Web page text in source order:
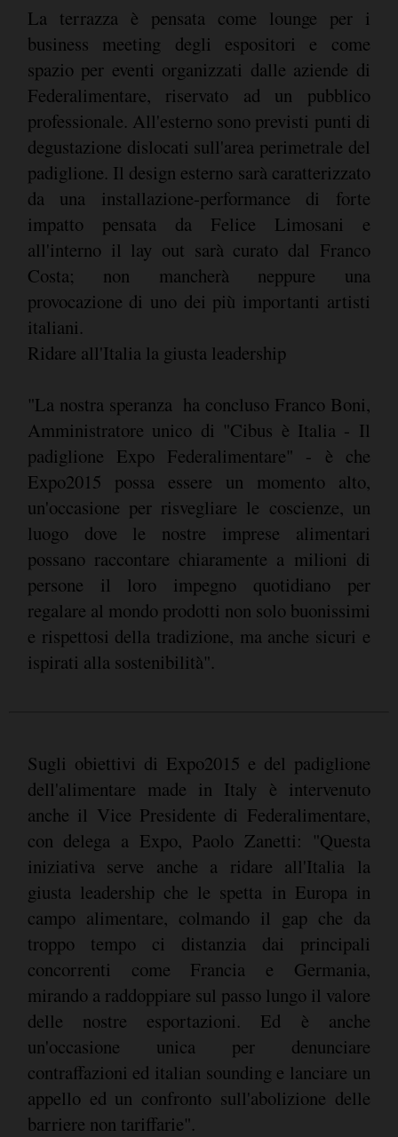
La terrazza è pensata come lounge per i
business meeting degli espositori e come
spazio per eventi organizzati dalle aziende di
Federalimentare, riservato ad un pubblico
professionale. All'esterno sono previsti punti di
degustazione dislocati sull'area perimetrale del
padiglione. Il design esterno sarà caratterizzato
da una installazione-performance di forte
impatto pensata da Felice Limosani e
all'interno il lay out sarà curato dal Franco
Costa; non mancherà neppure una
provocazione di uno dei più importanti artisti
italiani.
Ridare all'Italia la giusta leadership
"La nostra speranza  ha concluso Franco Boni,
Amministratore unico di "Cibus è Italia - Il
padiglione Expo Federalimentare" - è che
Expo2015 possa essere un momento alto,
un'occasione per risvegliare le coscienze, un
luogo dove le nostre imprese alimentari
possano raccontare chiaramente a milioni di
persone il loro impegno quotidiano per
regalare al mondo prodotti non solo buonissimi
e rispettosi della tradizione, ma anche sicuri e
ispirati alla sostenibilità".
Sugli obiettivi di Expo2015 e del padiglione
dell'alimentare made in Italy è intervenuto
anche il Vice Presidente di Federalimentare,
con delega a Expo, Paolo Zanetti: "Questa
iniziativa serve anche a ridare all'Italia la
giusta leadership che le spetta in Europa in
campo alimentare, colmando il gap che da
troppo tempo ci distanzia dai principali
concorrenti come Francia e Germania,
mirando a raddoppiare sul passo lungo il valore
delle nostre esportazioni. Ed è anche
un'occasione unica per denunciare
contraffazioni ed italian sounding e lanciare un
appello ed un confronto sull'abolizione delle
barriere non tariffarie".